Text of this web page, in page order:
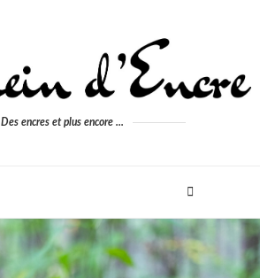
Des encres et plus encore ...